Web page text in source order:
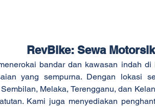
RevBike: Sewa
bandar dan kawasan indah di
yang sempurna. Dengan lokasi
Melaka, Terengganu, dan
Kami juga menyediakan